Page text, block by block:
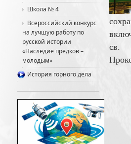
св.
Школа № 4
Всероссийский конкурс
на лучшую работу по
русской истории
«Наследие предков –
молодым»
История горного дела